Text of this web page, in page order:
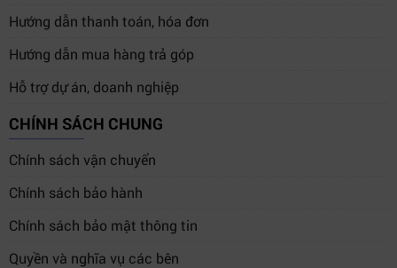
Hướng dẫn thanh toán, hóa đơn
Hướng dẫn mua hàng trả góp
Hỗ trợ dự án, doanh nghiệp
CHÍNH SÁCH CHUNG
Chính sách vận chuyển
Chính sách bảo hành
Chính sách bảo mật thông tin
Quyền và nghĩa vụ các bên